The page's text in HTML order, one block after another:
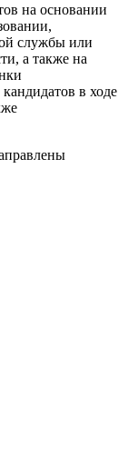
на основании
службы или
а также на
в ходе